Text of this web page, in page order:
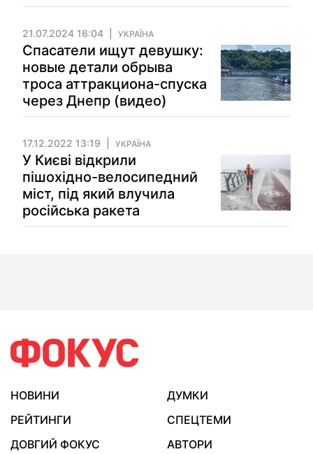
21.07.2024 16:04 УКРАЇНА
Спасатели ищут девушку:
новые детали обрыва
троса аттракциона-спуска
через Днепр (видео)
17.12.2022 13:19 УКРАЇНА
У Києві відкрили
пішохідно-велосипедний
міст, під який влучила
російська ракета
НОВИНИ
ДУМКИ
РЕЙТИНГИ
СПЕЦТЕМИ
ДОВГИЙ ФОКУС
АВТОРИ